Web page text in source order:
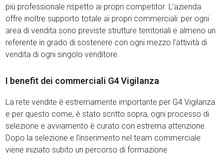
più professionale rispetto ai propri competitor. L’azienda
offre inoltre supporto totale ai propri commerciali: per ogni
area di vendita sono previste strutture territoriali e almeno un
referente in grado di sostenere con ogni mezzo l’attività di
vendita di ogni singolo venditore.
I benefit dei commerciali G4 Vigilanza
La rete vendite è estremamente importante per G4 Vigilanza
e per questo come, è stato scritto sopra, ogni processo di
selezione e avviamento è curato con estrema attenzione.
Dopo la selezione e l’inserimento nel team commerciale
viene iniziato subito un percorso di formazione